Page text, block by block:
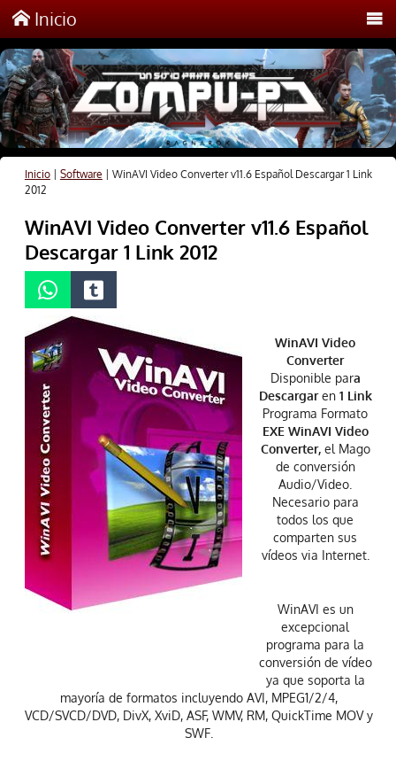
Inicio
Inicio| Software
WinAVI Video Converter v11.6 Español Descargar 1 Link
2012
WinAVI Video Converter v11.6 Español
Descargar 1 Link 2012
WinAVI Video
Converter
Disponible para
Descargaren1 Link
Programa Formato
EXE WinAVI Video
Converter,el Mago
de conversión
Audio/Video.
Necesario para
todos los que
comparten sus
vídeos via Internet.
WinAVI es un
excepcional
programa para la
conversión de vídeo
ya que soporta la
mayoría de formatos incluyendo AVI, MPEG1/2/4,
VCD/SVCD/DVD, DivX, XviD, ASF, WMV, RM, QuickTime MOV y
SWF.